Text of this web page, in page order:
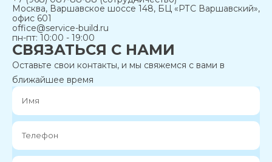
Москва, Варшавское шоссе 148, БЦ «РТС Варшавский»,
офис 601
office@service-build.ru
пн-пт: 10:00 - 19:00
СВЯЗАТЬСЯ С НАМИ
Оставьте свои контакты, и мы свяжемся с вами в
ближайшее время